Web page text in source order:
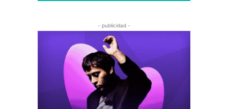
- publicidad -